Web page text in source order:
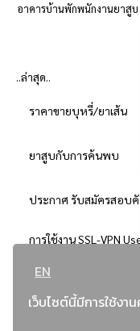
EN
เว็บไซต์นี้มีการใช้งา
อาคารบ้านพักพนักงานยาสูบ
..ล่าสุด..
ราคาขายบุหรี่/ยาเส้น
ยาสูบกับการค้นพบ
ประกาศ รับสมัครสอบคั
การใช้งาน SSL-VPN
..ยอดนิยม..